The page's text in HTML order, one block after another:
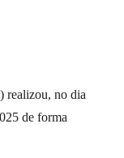
realizou, no dia
de forma